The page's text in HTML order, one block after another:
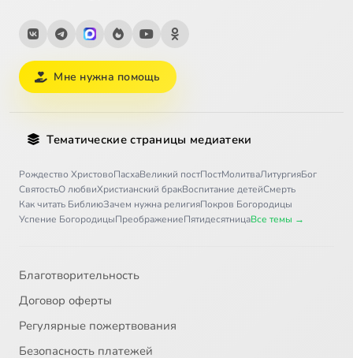
Мне нужна помощь
Тематические страницы медиатеки
Рождество ХристовоПасхаВеликий постПостМолитваЛитургияБог
СвятостьО любвиХристианский бракВоспитание детейСмерть
Как читать БиблиюЗачем нужна религияПокров Богородицы
Успение БогородицыПреображениеПятидесятницаВсе темы →
Благотворительность
Договор оферты
Регулярные пожертвования
Безопасность платежей